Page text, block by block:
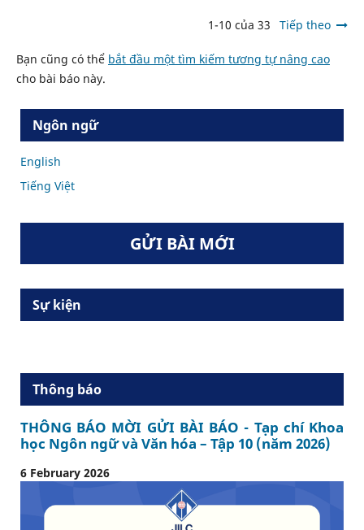
1-10 của 33 Tiếp theo
Bạn cũng có thể bắt đầu một tìm kiếm tương tự nâng cao
cho bài báo này.
Ngôn ngữ
English
Tiếng Việt
GỬI BÀI MỚI
Sự kiện
Thông báo
THÔNG BÁO MỜI GỬI BÀI BÁO - Tạp chí Khoa
học Ngôn ngữ và Văn hóa – Tập 10 (năm 2026)
6 February 2026